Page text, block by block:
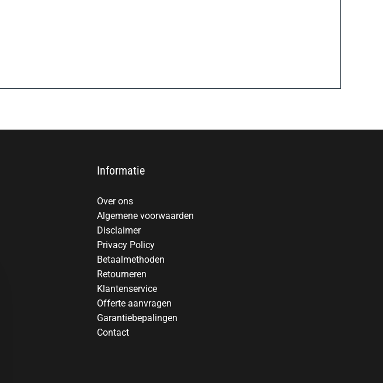
Informatie
Over ons
Algemene voorwaarden
Disclaimer
Privacy Policy
Betaalmethoden
Retourneren
Klantenservice
Offerte aanvragen
Garantiebepalingen
Contact